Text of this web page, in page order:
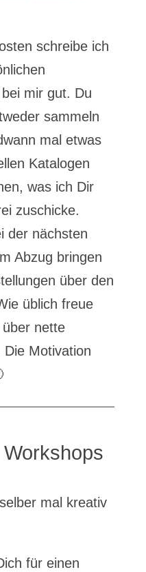
schreibe ich
mir gut. Du
sammeln
mal etwas
Katalogen
was ich Dir
zuschicke.
der nächsten
Abzug bringen
über den
üblich freue
nette
Motivation
mal kreativ
für einen